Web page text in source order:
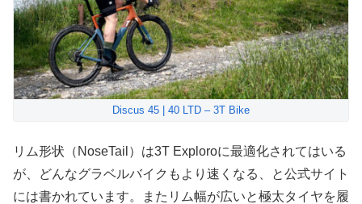
Discus 45 | 40 LTD – 3T Bike
リム形状（NoseTail）は3T Exploroに最適化されてはいる
が、どんなグラベルバイクもより速くなる、と公式サイト
には書かれています。またリム幅が広いと極太タイヤを履